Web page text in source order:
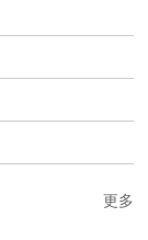
更多